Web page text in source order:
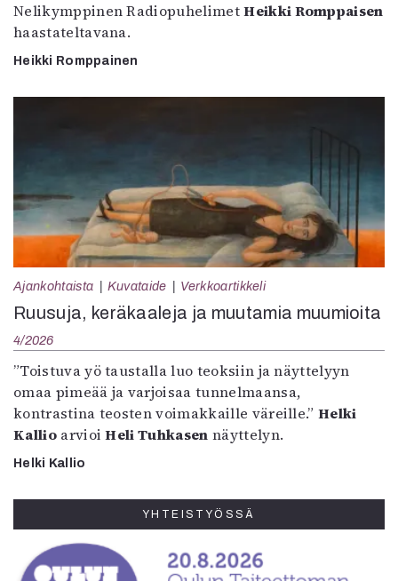
Nelikymppinen RadiopuhelimetHeikki Romppaisen
haastateltavana.
Heikki Romppainen
Ajankohtaista Kuvataide Verkkoartikkeli
Ruusuja, keräkaaleja ja muutamia muumioita
4/2026
”Toistuva yö taustalla luo teoksiin ja näyttelyyn
omaa pimeää ja varjoisaa tunnelmaansa,
kontrastina teosten voimakkaille väreille.”Helki
KallioarvioiHeli Tuhkasen näyttelyn.
Helki Kallio
YHTEISTYÖSSÄ